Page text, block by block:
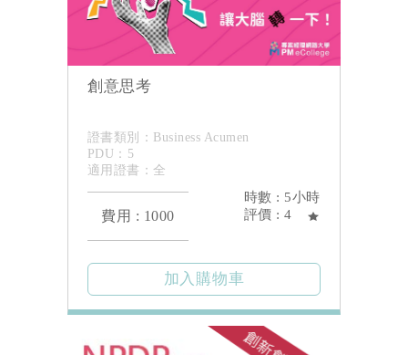
創意思考
證書類別：Business Acumen
PDU：5
適用證書：全
費用 : 1000
時數 : 5小時
評價 : 4